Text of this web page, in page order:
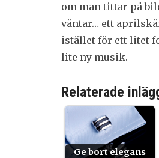
om man tittar på
väntar… ett
istället för ett litet
lite ny musik.
Relaterade
Ge bort elegans